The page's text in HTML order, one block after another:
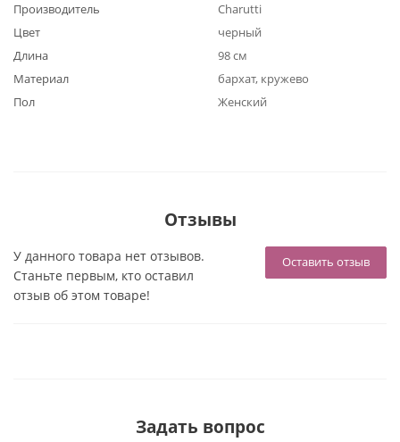
Производитель
Charutti
Цвет
черный
Длина
98 см
Материал
бархат, кружево
Пол
Женский
Отзывы
Оставить отзыв
У данного товара нет отзывов.
Станьте первым, кто оставил
отзыв об этом товаре!
Задать вопрос